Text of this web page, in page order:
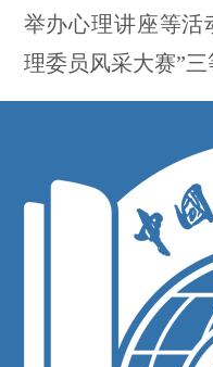
举办心理讲座等活
理委员风采大赛”三